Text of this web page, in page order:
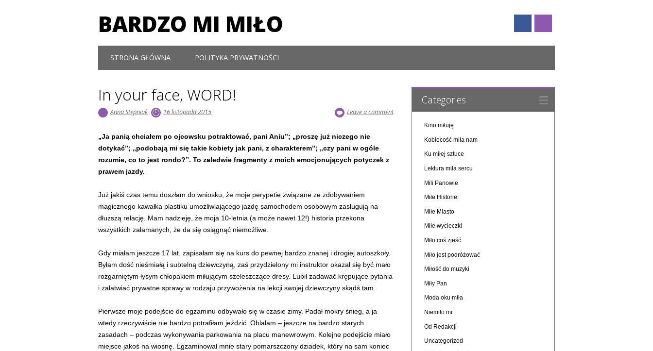
BARDZO MI MIŁO
Main menu
STRONA GŁÓWNA POLITYKA PRYWATNOŚCI
In your face, WORD!
Anna Stępniak 16 listopada 2015 Leave a comment
„Ja panią chciałem po ojcowsku potraktować, pani Aniu”; „proszę już niczego nie
dotykać”; „podobają mi się takie kobiety jak pani, z charakterem”; „czy pani w ogóle
rozumie, co to jest rondo?”. To zaledwie fragmenty z moich emocjonujących potyczek z
prawem jazdy.
Już jakiś czas temu doszłam do wniosku, że moje perypetie związane ze zdobywaniem
magicznego kawałka plastiku umożliwiającego jazdę samochodem osobowym zasługują na
dłuższą relację. Mam nadzieję, że moja 10-letnia (a może nawet 12!) historia przekona
wszystkich załamanych, że da się osiągnąć niemożliwe.
Gdy miałam jeszcze 17 lat, zapisałam się na kurs do pewnej bardzo znanej i drogiej autoszkoły.
Byłam dość nieśmiałą i subtelną dziewczyną, zaś przydzielony mi instruktor okazał się być mało
rozgarniętym łysym chłopakiem miłującym szeleszczące dresy. Lubił zadawać krępujące pytania
i załatwiać prywatne sprawy w rodzaju przywożenia na lekcji swojej dziewczyny skądś tam.
Pierwsze moje podejście do egzaminu odbywało się w czasie zimy. Padał mokry śnieg, a ja
wtedy rzeczywiście nie bardzo potrafiłam jeździć. Oblałam – jeszcze na bardzo starych
zasadach – podczas wykonywania parkowania na placu manewrowym. Kolejne podejście miało
miejsce jakoś na wiosnę. Egzaminował mnie stary pomarszczony dziadek, który na sam koniec
Categories
Kino miłuję
Kobiecość miła nam
Ku miłej sztuce
Lektura miła sercu
Mili Panowie
Miłe Historie
Miłe Miasto
Miłe wycieczki
Miło coś zjeść
Miło jest podróżować
Miłość do muzyki
Miły Pan
Moda oku miła
Niemiło mi
Od Redakcji
Uncategorized